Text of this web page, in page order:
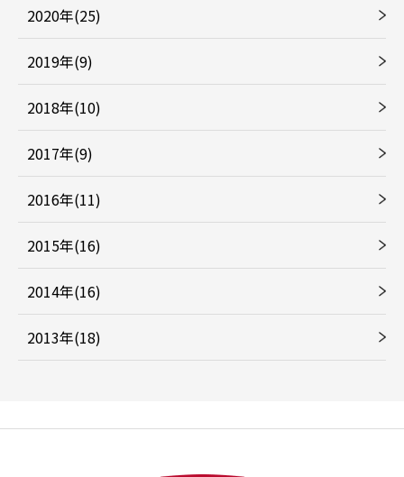
2020年(25)
2019年(9)
2018年(10)
2017年(9)
2016年(11)
2015年(16)
2014年(16)
2013年(18)